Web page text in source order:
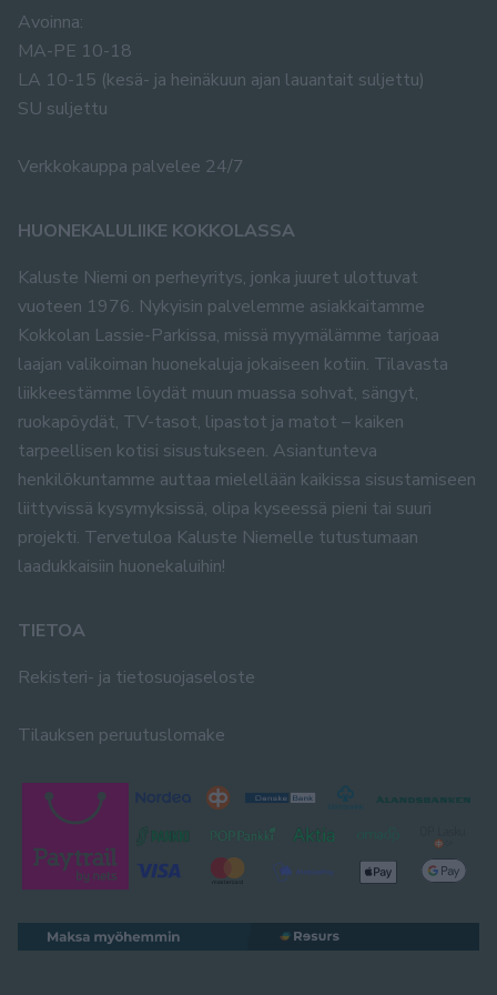
Avoinna:
MA-PE 10-18
LA 10-15 (kesä- ja heinäkuun ajan lauantait suljettu)
SU suljettu
Verkkokauppa palvelee 24/7
HUONEKALULIIKE KOKKOLASSA
Kaluste Niemi on perheyritys, jonka juuret ulottuvat
vuoteen 1976. Nykyisin palvelemme asiakkaitamme
Kokkolan Lassie-Parkissa, missä myymälämme tarjoaa
laajan valikoiman huonekaluja jokaiseen kotiin. Tilavasta
liikkeestämme löydät muun muassa sohvat, sängyt,
ruokapöydät, TV-tasot, lipastot ja matot – kaiken
tarpeellisen kotisi sisustukseen. Asiantunteva
henkilökuntamme auttaa mielellään kaikissa sisustamiseen
liittyvissä kysymyksissä, olipa kyseessä pieni tai suuri
projekti. Tervetuloa Kaluste Niemelle tutustumaan
laadukkaisiin huonekaluihin!
TIETOA
Rekisteri- ja tietosuojaseloste
Tilauksen peruutuslomake